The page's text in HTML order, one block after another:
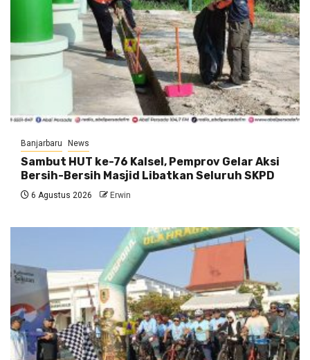
Banjarbaru News
Sambut HUT ke-76 Kalsel, Pemprov Gelar Aksi
Bersih-Bersih Masjid Libatkan Seluruh SKPD
6 Agustus 2026 Erwin